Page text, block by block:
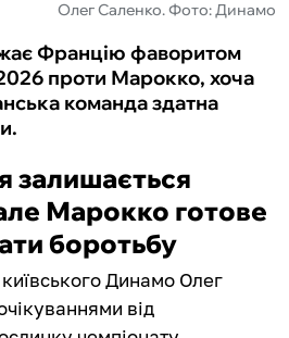
Олег Саленко. Фото: Динамо
Францію фаворитом
проти Марокко, хоча
команда здатна
залишається
Марокко готове
боротьбу
Динамо Олег
від